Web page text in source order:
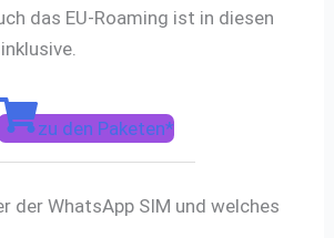
das EU-Roaming ist in diesen
zu den Paketen*
der WhatsApp SIM und welches